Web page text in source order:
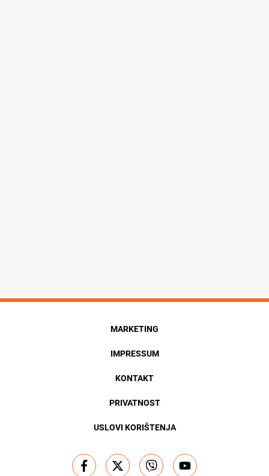
MARKETING
IMPRESSUM
KONTAKT
PRIVATNOST
USLOVI KORIŠTENJA